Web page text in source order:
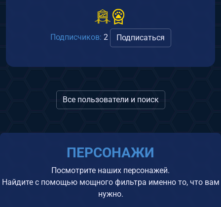
Подписчиков: 2 Подписаться
Все пользователи и поиск
ПЕРСОНАЖИ
Посмотрите наших персонажей.
Найдите с помощью мощного фильтра именно то, что вам
нужно.